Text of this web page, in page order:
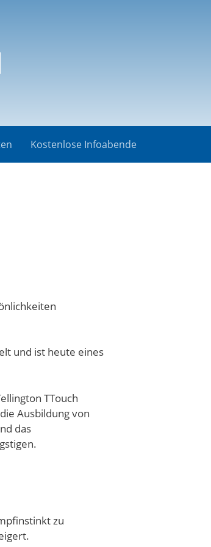
Kostenlose Infoabende
und ist heute eines
TTouch
Ausbildung von
das
zu